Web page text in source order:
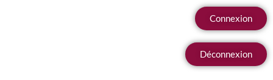
Connexion
Déconnexion